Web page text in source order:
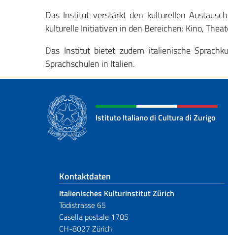
Das Institut verstärkt den kulturellen
kulturelle Initiativen in den Bereichen: Kino,
Das Institut bietet zudem italienische
Sprachschulen in Italien.
Istituto Italiano di Cultura di Zurigo
Fußbereich
Kontaktdaten
Italienisches Kulturinstitut Zürich
Tödistrasse 65
Casella postale 1785
CH-8027 Zürich